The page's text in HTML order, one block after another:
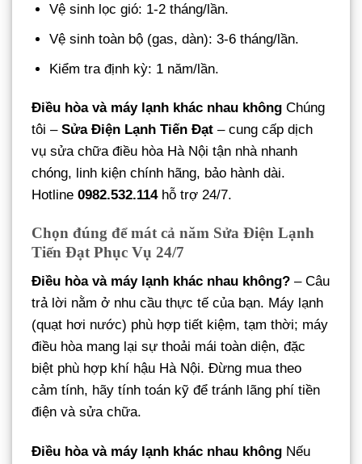
Vệ sinh lọc gió: 1-2 tháng/lần.
Vệ sinh toàn bộ (gas, dàn): 3-6 tháng/lần.
Kiểm tra định kỳ: 1 năm/lần.
Điều hòa và máy lạnh khác nhau không Chúng
tôi – Sửa Điện Lạnh Tiến Đạt – cung cấp dịch
vụ sửa chữa điều hòa Hà Nội tận nhà nhanh
chóng, linh kiện chính hãng, bảo hành dài.
Hotline 0982.532.114hỗ trợ 24/7.
Chọn đúng để mát cả năm Sửa Điện Lạnh
Tiến Đạt Phục Vụ 24/7
Điều hòa và máy lạnh khác nhau không? – Câu
trả lời nằm ở nhu cầu thực tế của bạn. Máy lạnh
(quạt hơi nước) phù hợp tiết kiệm, tạm thời; máy
điều hòa mang lại sự thoải mái toàn diện, đặc
biệt phù hợp khí hậu Hà Nội. Đừng mua theo
cảm tính, hãy tính toán kỹ để tránh lãng phí tiền
điện và sửa chữa.
Điều hòa và máy lạnh khác nhau không Nếu